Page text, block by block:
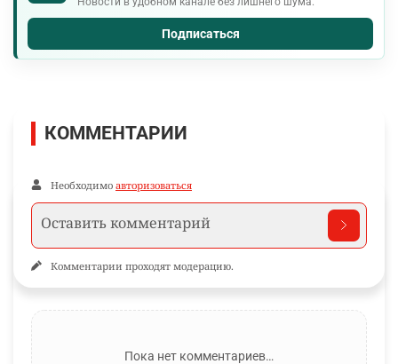
Подписаться
КОММЕНТАРИИ
Необходимо авторизоваться
Комментарии проходят модерацию.
Пока нет комментариев…